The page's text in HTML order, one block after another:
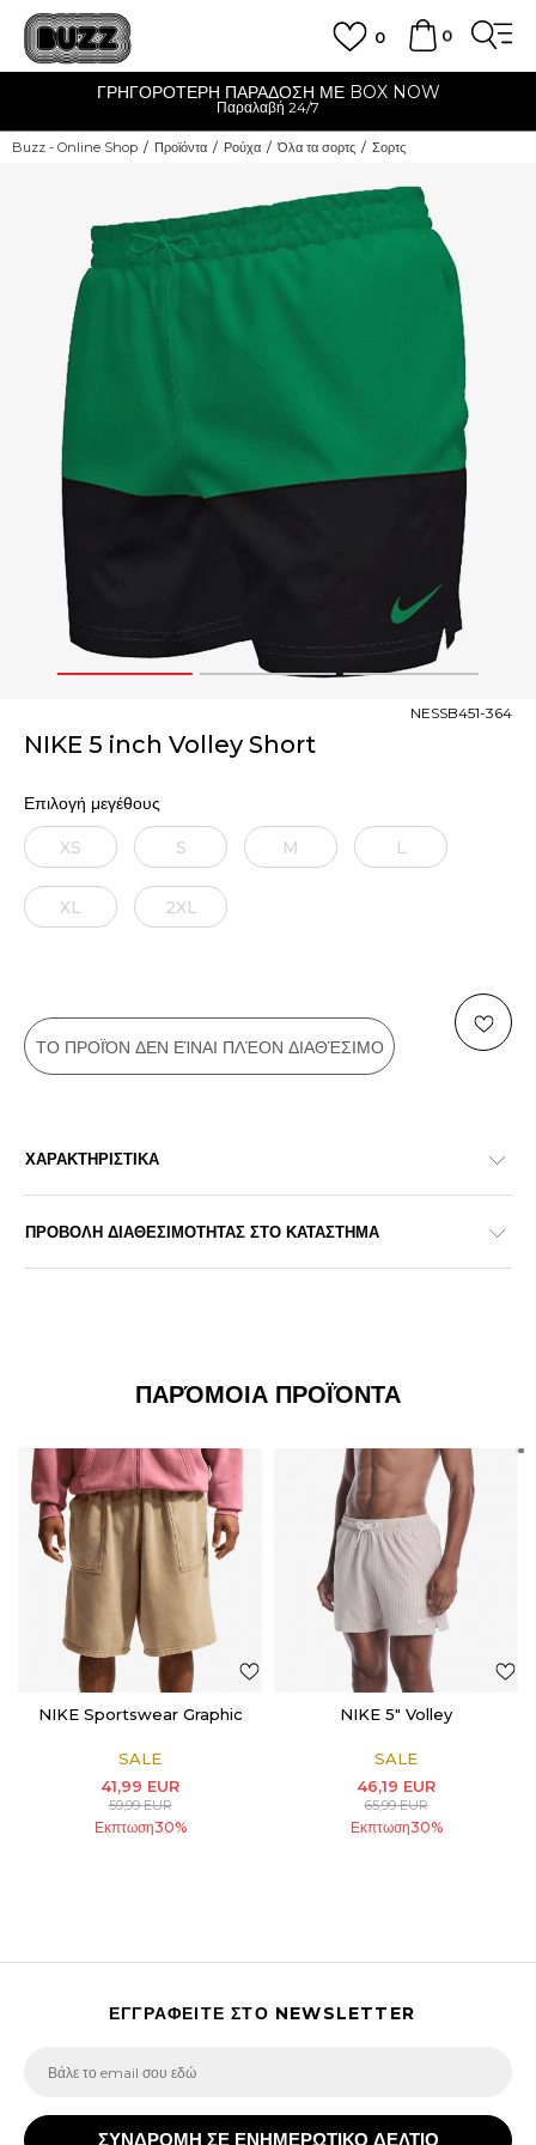
0
0
ΓΡΗΓΟΡΟΤΕΡΗ ΠΑΡΑΔΟΣΗ ΜΕ BOX NOW
Παραλαβή 24/7
Buzz - Online Shop Προϊόντα Ρούχα Όλα τα σορτς Σορτς
1 2 3
NIKE 5 inch Volley Short
NESSB451-364
Επιλογή μεγέθους
XS S M L
XL 2XL
ΤΟ ΠΡΟΪΌΝ ΔΕΝ ΕΊΝΑΙ ΠΛΈΟΝ ΔΙΑΘΈΣΙΜΟ
ΧΑΡΑΚΤΗΡΙΣΤΙΚΑ
ΠΡΟΒΟΛΗ ΔΙΑΘΕΣΙΜΟΤΗΤΑΣ ΣΤΟ ΚΑΤΑΣΤΗΜΑ
ΠΑΡΌΜΟΙΑ ΠΡΟΪΌΝΤΑ
NIKE Sportswear Graphic
SALE
41,99 EUR
59,99EUR
Εκπτωση30%
NIKE 5" Volley
SALE
46,19 EUR
65,99EUR
Εκπτωση30%
ΕΓΓΡΑΦΕΙΤΕ ΣΤΟ NEWSLETTER
ΣΥΝΔΡΟΜΗ ΣΕ ΕΝΗΜΕΡΩΤΙΚΟ ΔΕΛΤΙΟ